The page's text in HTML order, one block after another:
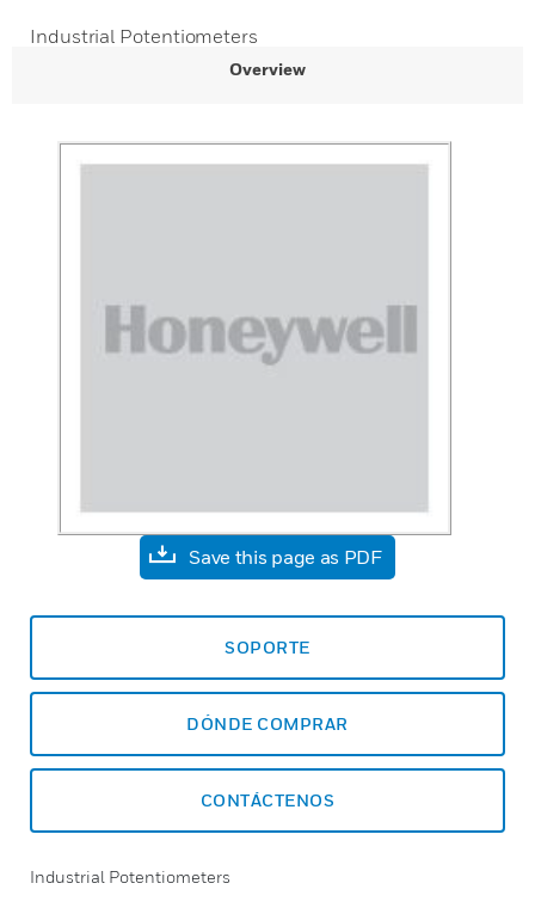
Industrial Potentiometers
Overview
Save this page as PDF
SOPORTE
DÓNDE COMPRAR
CONTÁCTENOS
Industrial Potentiometers